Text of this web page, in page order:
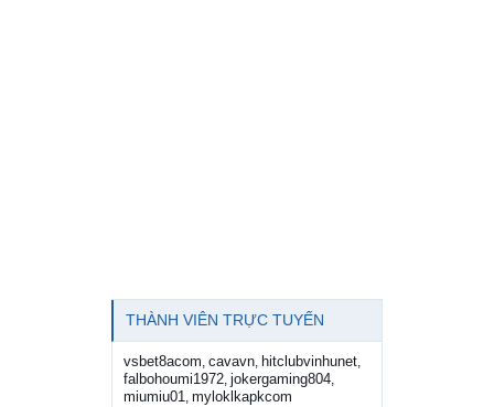
THÀNH VIÊN TRỰC TUYẾN
vsbet8acom, cavavn, hitclubvinhunet,
falbohoumi1972, jokergaming804,
miumiu01, myloklkapkcom